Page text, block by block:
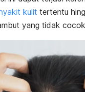
kulit tertentu
yang tidak